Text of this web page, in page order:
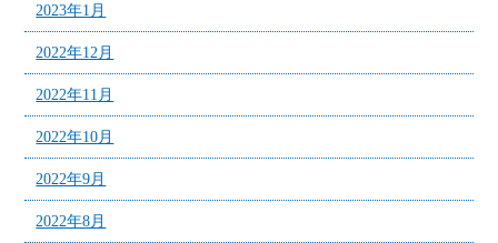
2023年1月
2022年12月
2022年11月
2022年10月
2022年9月
2022年8月